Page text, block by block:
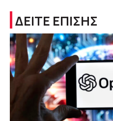
ΔΕΙΤΕ ΕΠΙΣΗΣ